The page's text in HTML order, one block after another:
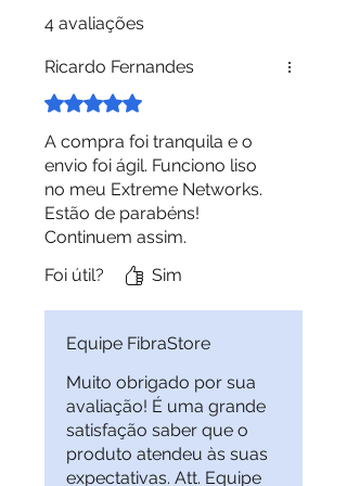
0231A72X
Juniper EX-XFP-10GE-ER ,
QFX-XFP-10GE-ER , SRX-
Mikrotik
Planet
Ubiquiti
Caso tenha alguma dúvida
sobre a compatibilidade, nos
Máxima
DDM / DOM SIM
Padrão
Operação
*a distância
máxima pode
variar conforme
a atenuação do
4 avaliações
Ricardo Fernandes
Rated 5 out of 5 stars.
A compra foi tranquila e o
envio foi ágil. Funciono liso
no meu Extreme Networks.
Estão de parabéns!
Continuem assim.
Foi útil?
Sim
Equipe FibraStore
Muito obrigado por sua
avaliação! É uma grande
satisfação saber que o
produto atendeu às suas
expectativas. Att. Equipe